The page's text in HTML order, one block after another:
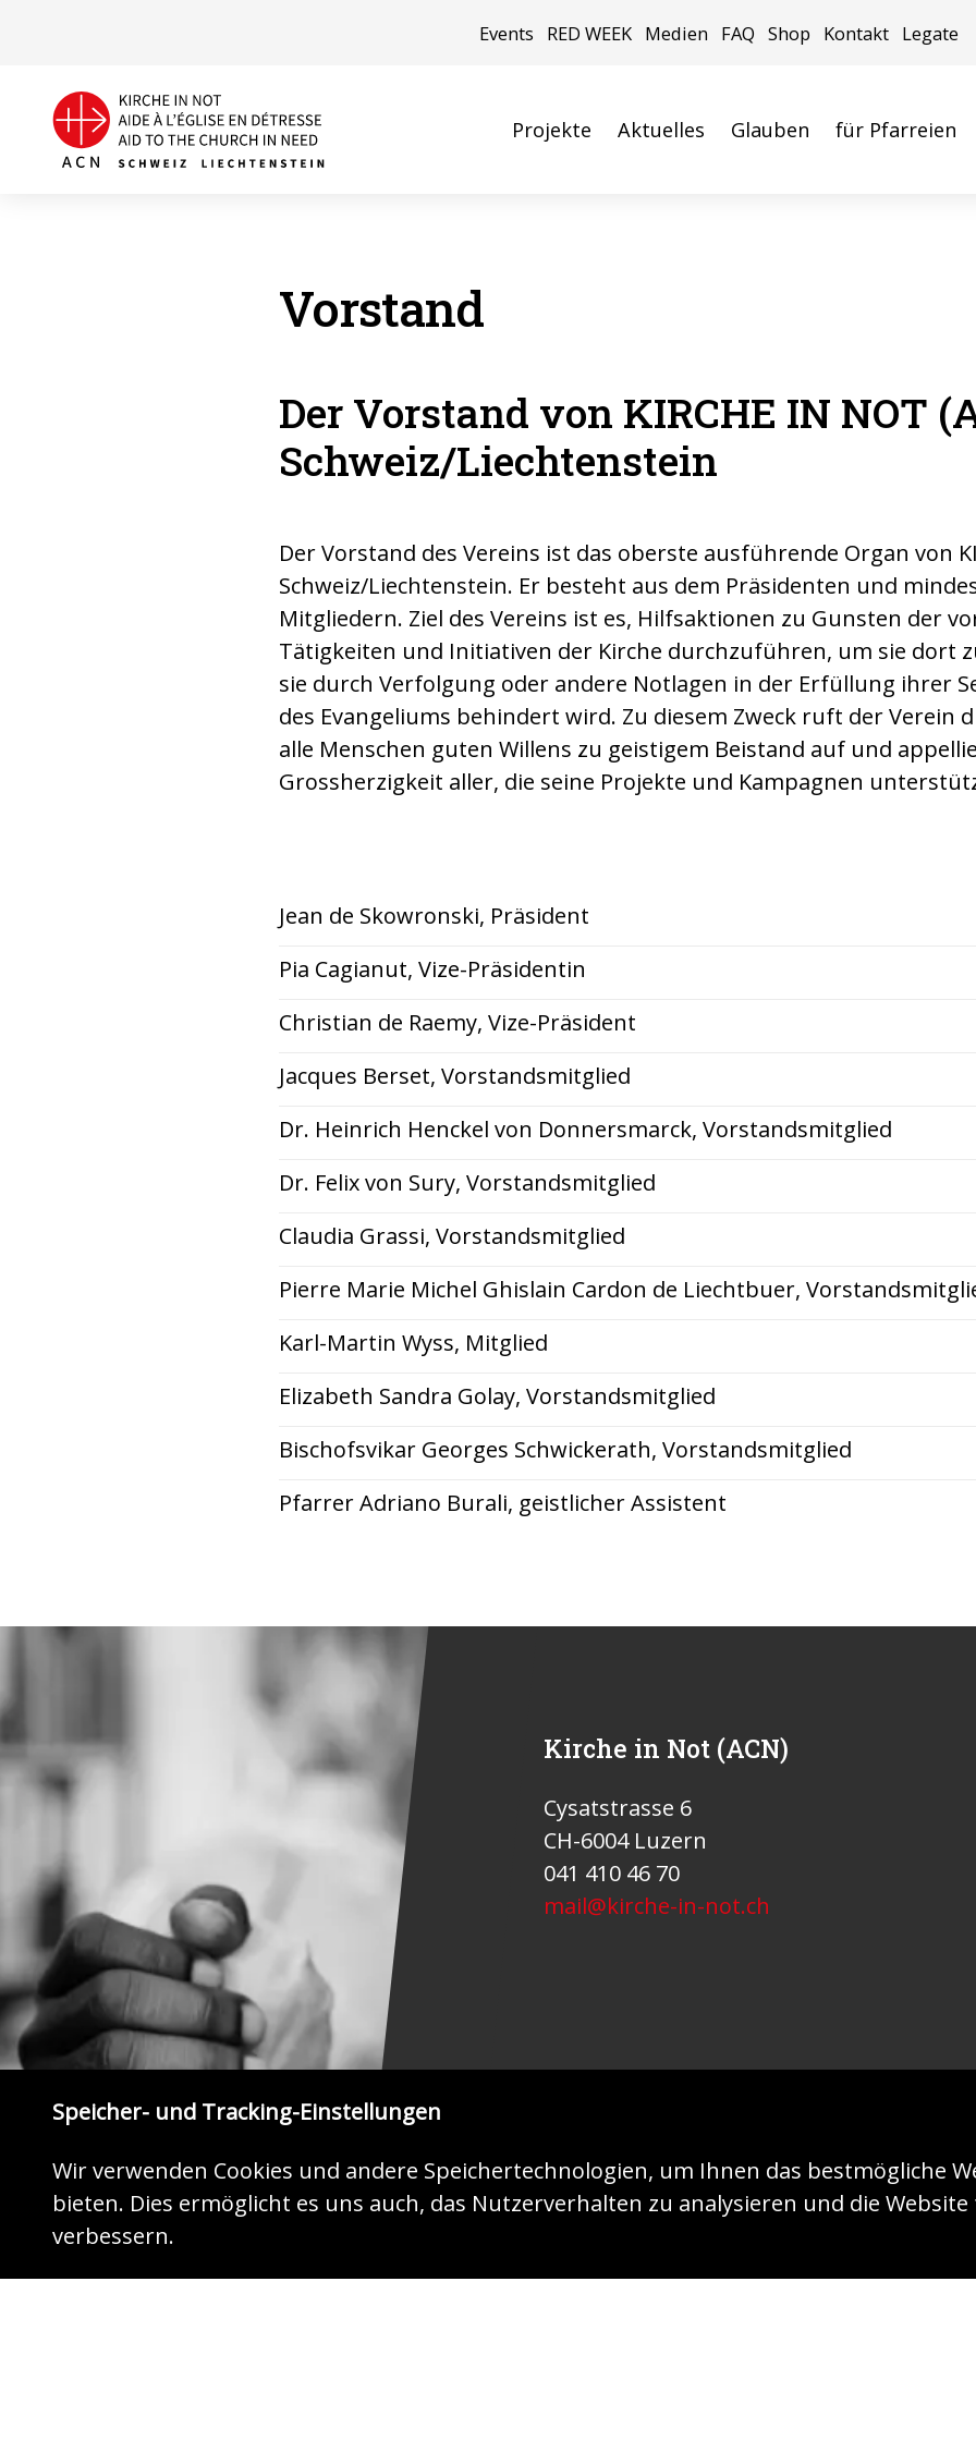
Events RED WEEK Medien FAQ Shop Kontakt Legate
Projekte Aktuelles Glauben für Pfarreien
Vorstand
Der Vorstand von KIRCHE IN NOT
Schweiz/Liechtenstein
Der Vorstand des Vereins ist das oberste ausführende Organ von
Schweiz/Liechtenstein. Er besteht aus dem Präsidenten und
Mitgliedern. Ziel des Vereins ist es, Hilfsaktionen zu Gunsten der
Tätigkeiten und Initiativen der Kirche durchzuführen, um sie dort
sie durch Verfolgung oder andere Notlagen in der Erfüllung ihrer
des Evangeliums behindert wird. Zu diesem Zweck ruft der Verein
alle Menschen guten Willens zu geistigem Beistand auf und
Grossherzigkeit aller, die seine Projekte und Kampagnen
Jean de Skowronski, Präsident
Pia Cagianut, Vize-Präsidentin
Christian de Raemy, Vize-Präsident
Jacques Berset, Vorstandsmitglied
Dr. Heinrich Henckel von Donnersmarck, Vorstandsmitglied
Dr. Felix von Sury, Vorstandsmitglied
Claudia Grassi, Vorstandsmitglied
Pierre Marie Michel Ghislain Cardon de Liechtbuer,
Karl-Martin Wyss, Mitglied
Elizabeth Sandra Golay, Vorstandsmitglied
Bischofsvikar Georges Schwickerath, Vorstandsmitglied
Pfarrer Adriano Burali, geistlicher Assistent
ZEIGEN SIE HERZ
Jetzt mit Ihrer Spende helfen
Kirche in Not (ACN)
Cysatstrasse 6
CH-6004 Luzern
041 410 46 70
mail@kirche-in-not.ch
Speicher- und Tracking-Einstellungen
Wir verwenden Cookies und andere Speichertechnologien, um Ihnen das bestmögliche
bieten. Dies ermöglicht es uns auch, das Nutzerverhalten zu analysieren und die
verbessern.